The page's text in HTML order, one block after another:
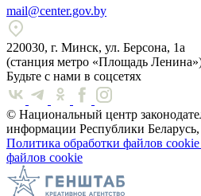
mail@center.gov.by
220030, г. Минск, ул. Берсона, 1а
(станция метро «Площадь
Будьте с нами в соцсетях
© Национальный центр
информации Республики
Политика обработки файлов cookie
файлов cookie